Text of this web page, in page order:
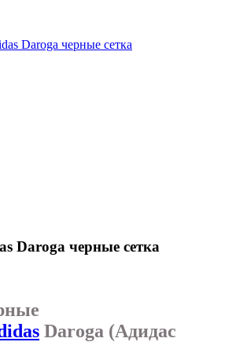
Daroga черные сетка
Daroga черные сетка
Daroga (Адидас